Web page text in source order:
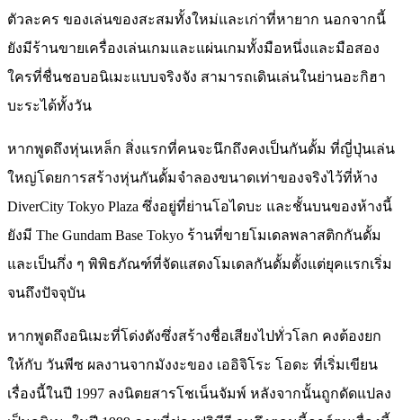
ตัวละคร ของเล่นของสะสมทั้งใหม่และเก่าที่หายาก นอกจากนี้
ยังมีร้านขายเครื่องเล่นเกมและแผ่นเกมทั้งมือหนึ่งและมือสอง
ใครที่ชื่นชอบอนิเมะแบบจริงจัง สามารถเดินเล่นในย่านอะกิฮา
บะระได้ทั้งวัน
หากพูดถึงหุ่นเหล็ก สิ่งแรกที่คนจะนึกถึงคงเป็นกันดั้ม ที่ญี่ปุ่นเล่น
ใหญ่โดยการสร้างหุ่นกันดั้มจำลองขนาดเท่าของจริงไว้ที่ห้าง
DiverCity Tokyo Plaza ซึ่งอยู่ที่ย่านโอไดบะ และชั้นบนของห้างนี้
ยังมี The Gundam Base Tokyo ร้านที่ขายโมเดลพลาสติกกันดั้ม
และเป็นกึ่ง ๆ พิพิธภัณฑ์ที่จัดแสดงโมเดลกันดั้มตั้งแต่ยุคแรกเริ่ม
จนถึงปัจจุบัน
หากพูดถึงอนิเมะที่โด่งดังซึ่งสร้างชื่อเสียงไปทั่วโลก คงต้องยก
ให้กับ วันพีซ ผลงานจากมังงะของ เออิจิโระ โอดะ ที่เริ่มเขียน
เรื่องนี้ในปี 1997 ลงนิตยสารโชเน็นจัมพ์ หลังจากนั้นถูกดัดแปลง